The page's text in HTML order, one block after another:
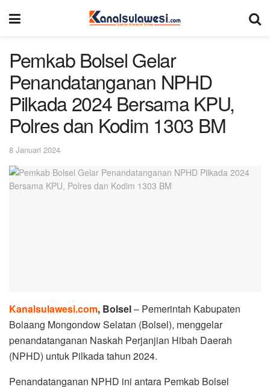
Pemkab Bolsel Gelar
Penandatanganan NPHD
Pilkada 2024 Bersama KPU,
Polres dan Kodim 1303 BM
8 Januari 2024
Kanalsulawesi.com, Bolsel– Pemerintah Kabupaten
Bolaang Mongondow Selatan (Bolsel), menggelar
penandatanganan Naskah Perjanjian Hibah Daerah
(NPHD) untuk Pilkada tahun 2024.
Penandatanganan NPHD ini antara Pemkab Bolsel